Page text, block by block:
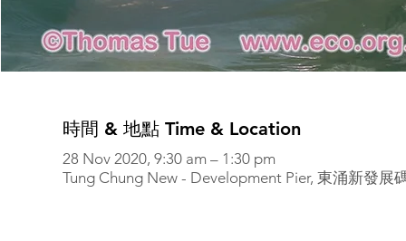
時間 & 地點 Time & Location
28 Nov 2020, 9:30 am – 1:30 pm
Tung Chung New - Development Pier, 東涌新發展